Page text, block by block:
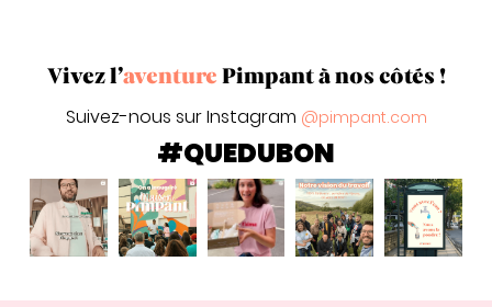
Vivez l’aventurePimpant à nos côtés !
Suivez-nous sur Instagram @pimpant.com
#QUEDUBON